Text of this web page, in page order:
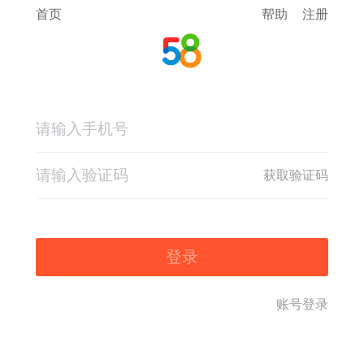
首页 帮助 注册
获取验证码
登录
账号登录